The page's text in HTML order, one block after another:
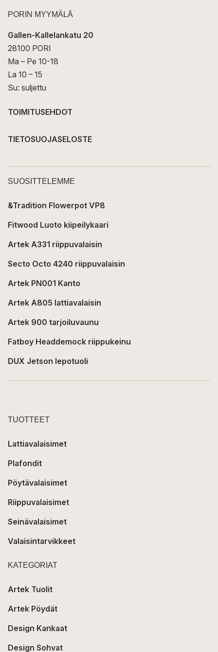
PORIN MYYMÄLÄ
Gallen-Kallelankatu 20
28100 PORI
Ma – Pe 10-18
La 10 – 15
Su: suljettu
TOIMITUSEHDOT
TIETOSUOJASELOSTE
SUOSITTELEMME
&Tradition Flowerpot VP8
Fitwood Luoto kiipeilykaari
Artek A331 riippuvalaisin
Secto Octo 4240 riippuvalaisin
Artek PN001 Kanto
Artek A805 lattiavalaisin
Artek 900 tarjoiluvaunu
Fatboy Headdemock riippukeinu
DUX Jetson lepotuoli
TUOTTEET
Lattiavalaisimet
Plafondit
Pöytävalaisimet
Riippuvalaisimet
Seinävalaisimet
Valaisintarvikkeet
KATEGORIAT
Artek Tuolit
Artek Pöydät
Design Kankaat
Design Sohvat